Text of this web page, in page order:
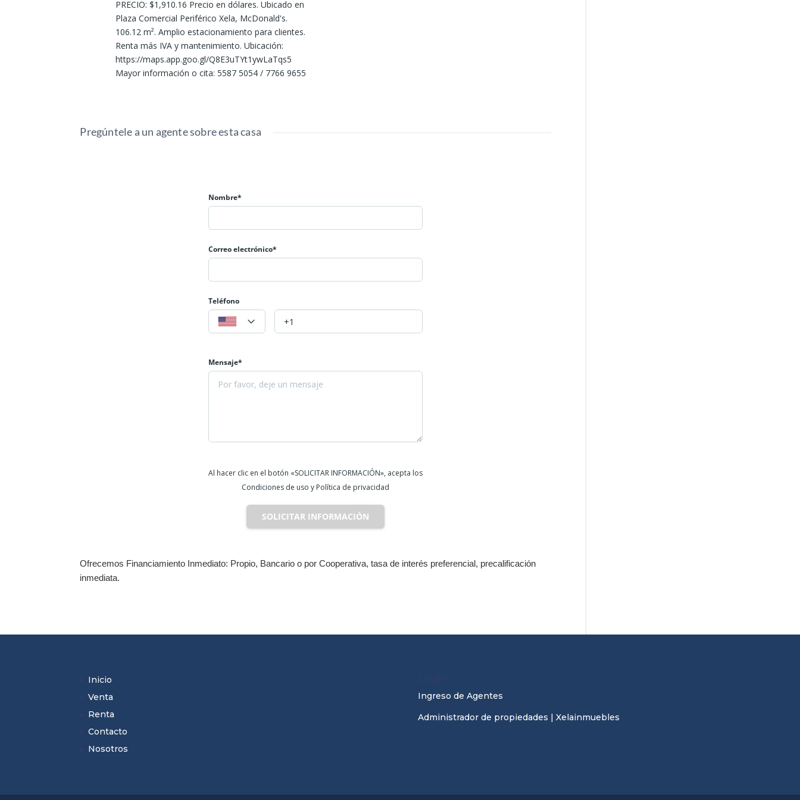
PRECIO: $1,910.16 Precio en dólares. Ubicado en
Plaza Comercial Periférico Xela, McDonald's.
106.12 m². Amplio estacionamiento para clientes.
Renta más IVA y mantenimiento. Ubicación:
https://maps.app.goo.gl/Q8E3uTYt1ywLaTqs5
Mayor información o cita: 5587 5054 / 7766 9655
Pregúntele a un agente sobre esta casa
Nombre*
Correo electrónico*
Teléfono
Mensaje*
Al hacer clic en el botón «SOLICITAR INFORMACIÓN», acepta los
Condiciones de uso y Política de privacidad
SOLICITAR INFORMACIÓN
Ofrecemos Financiamiento Inmediato: Propio, Bancario o por Cooperativa, tasa de interés preferencial, precalificación
inmediata.
Inicio
Venta
Renta
Contacto
Nosotros
Ingreso de Agentes
Administrador de propiedades | Xelainmuebles